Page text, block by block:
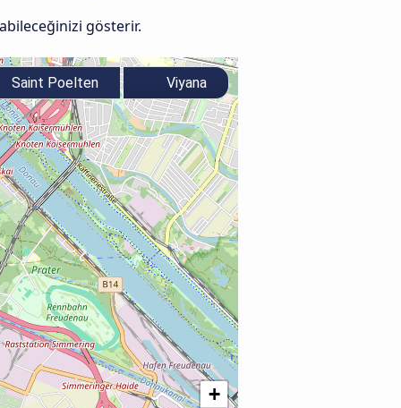
gösterir.
+
Saint Poelten Viyana